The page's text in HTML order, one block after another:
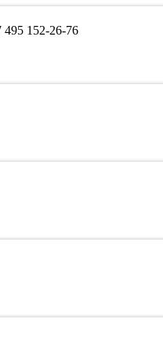
152-26-76